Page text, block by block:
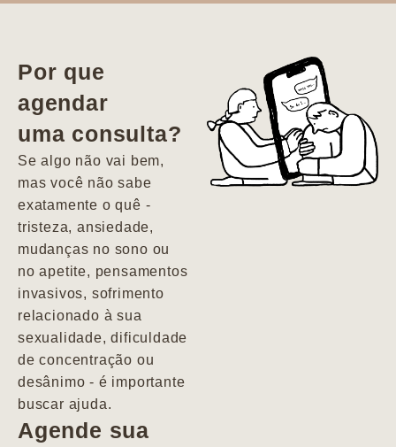
vida. Ela me
encontrou num
estado misto de
depressão e
agitação com
pensamentos
Por que
agendar
uma consulta?
Se algo não vai bem,
mas você não sabe
exatamente o quê -
tristeza, ansiedade,
mudanças no sono ou
no apetite, pensamentos
invasivos, sofrimento
relacionado à sua
sexualidade, dificuldade
de concentração ou
desânimo - é importante
buscar ajuda.
Agende sua